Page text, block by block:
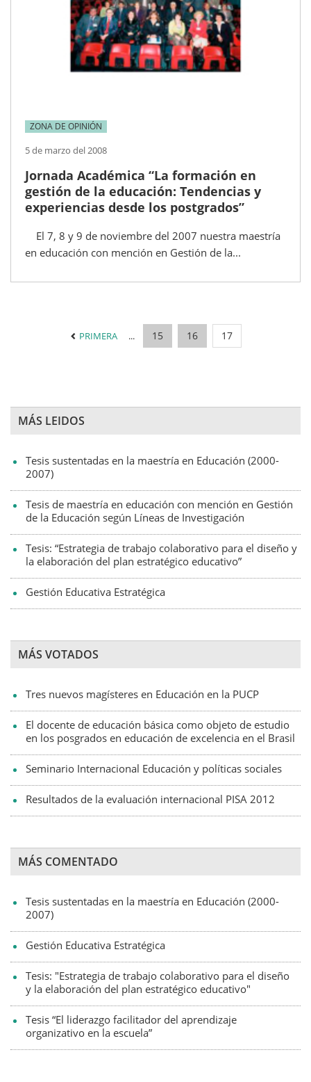
ZONA DE OPINIÓN
5 de marzo del 2008
Jornada Académica “La formación en
gestión de la educación: Tendencias y
experiencias desde los postgrados”
El 7, 8 y 9 de noviembre del 2007 nuestra maestría
en educación con mención en Gestión de la...
PRIMERA ... 15 16 17
MÁS LEIDOS
Tesis sustentadas en la maestría en Educación (2000-
2007)
Tesis de maestría en educación con mención en Gestión
de la Educación según Líneas de Investigación
Tesis: “Estrategia de trabajo colaborativo para el diseño y
la elaboración del plan estratégico educativo”
Gestión Educativa Estratégica
MÁS VOTADOS
Tres nuevos magísteres en Educación en la PUCP
El docente de educación básica como objeto de estudio
en los posgrados en educación de excelencia en el Brasil
Seminario Internacional Educación y políticas sociales
Resultados de la evaluación internacional PISA 2012
MÁS COMENTADO
Tesis sustentadas en la maestría en Educación (2000-
2007)
Gestión Educativa Estratégica
Tesis: "Estrategia de trabajo colaborativo para el diseño
y la elaboración del plan estratégico educativo"
Tesis “El liderazgo facilitador del aprendizaje
organizativo en la escuela”